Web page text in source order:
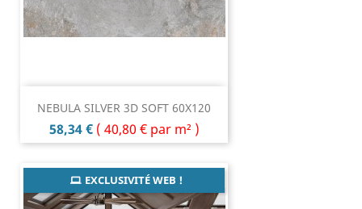
NEBULA SILVER 3D SOFT 60X120
Prix
58,34 € ( 40,80 € par m² )
EXCLUSIVITÉ WEB !